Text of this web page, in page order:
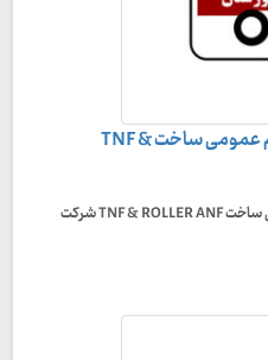
آگهی نوبت سوم برگزاری استعلام عمومی ساخت TNF &
آگهی نوبت سوم برگزاری استعلام عمومی ساخت TNF & ROLLER ANF شرکت